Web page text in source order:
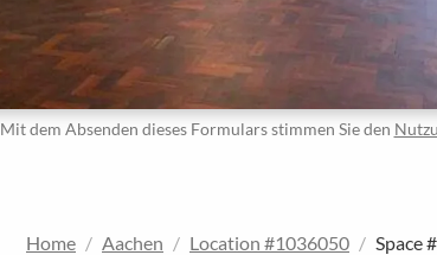
Mit dem Absenden dieses Formulars stimmen Sie den
Home Aachen Location #1036050 Space